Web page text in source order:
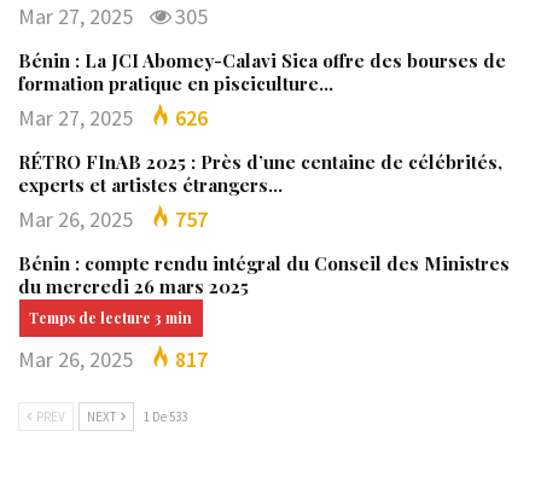
Mar 27, 2025 305
Bénin : La JCI Abomey-Calavi Sica offre des bourses de
formation pratique en pisciculture…
Mar 27, 2025 626
RÉTRO FInAB 2025 : Près d’une centaine de célébrités,
experts et artistes étrangers…
Mar 26, 2025 757
Bénin : compte rendu intégral du Conseil des Ministres
du mercredi 26 mars 2025
Mar 26, 2025 817
PREV NEXT 1 De 533